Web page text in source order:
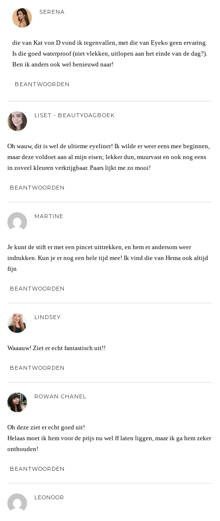
SERENA
die van Kat von D vond ik tegenvallen, met die van Eyeko geen ervaring.
Is die goed waterproof (niet vlekken, uitlopen aan het einde van de dag?).
Ben ik anders ook wel benieuwd naar!
BEANTWOORDEN
LISET - BEAUTYDAGBOEK
Oh wauw, dit is wel de ultieme eyeliner! Ik wilde er weer eens mee beginnen,
maar deze voldoet aan al mijn eisen; lekker dun, muurvast en ook nog eens
in zoveel kleuren verkrijgbaar. Paars lijkt me zo mooi!
BEANTWOORDEN
MARTINE
Je kunt de stift er met een pincet uittrekken, en hem er andersom weer
indrukken. Kun je er nog een hele tijd mee! Ik vind die van Hema ook altijd
fijn
BEANTWOORDEN
LINDSEY
Waaauw! Ziet er echt fantastisch uit!!
BEANTWOORDEN
ROWAN CHANEL
Oh deze ziet er echt goed uit!
Helaas moet ik hem voor de prijs nu wel ff laten liggen, maar ik ga hem zeker
onthouden!
BEANTWOORDEN
LEONOOR